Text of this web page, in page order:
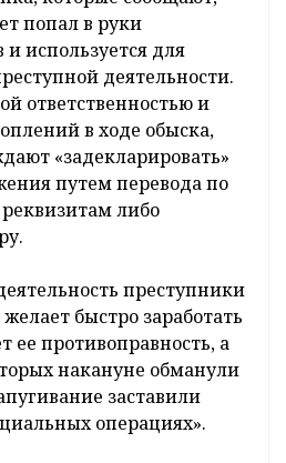
попал в руки
используется для
деятельности.
ответственностью и
в ходе обыска,
«задекларировать»
путем перевода по
либо
преступники
быстро заработать
ее противоправность, а
накануне обманули
заставили
операциях».